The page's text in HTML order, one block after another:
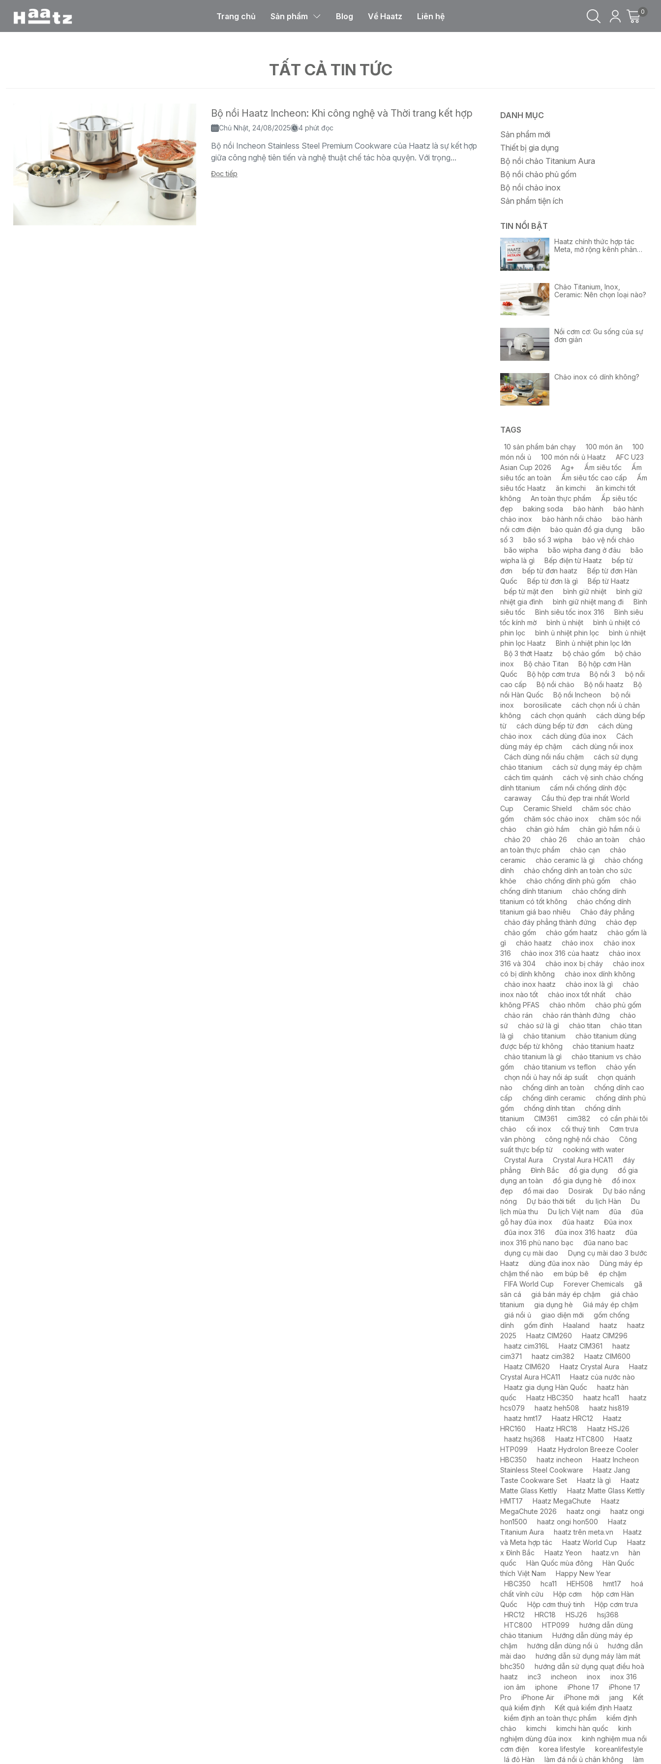
Trang chủ Sản phẩm Blog Về Haatz Liên hệ 0
TẤT CẢ TIN TỨC
Bộ nồi Haatz Incheon: Khi công nghệ và Thời trang kết hợp
Chủ Nhật, 24/08/2025 4 phút đọc
Bộ nồi Incheon Stainless Steel Premium Cookware của Haatz là sự kết hợp
giữa công nghệ tiên tiến và nghệ thuật chế tác hòa quyện. Với trọng...
Đọc tiếp
DANH MỤC
Sản phẩm mới
Thiết bị gia dụng
Bộ nồi chảo Titanium Aura
Bộ nồi chảo phủ gốm
Bộ nồi chảo inox
Sản phẩm tiện ích
TIN NỔI BẬT
Haatz chính thức hợp tác
Meta, mở rộng kênh phân
Chảo Titanium, Inox,
Ceramic: Nên chọn loại nào?
Nồi cơm cơ: Gu sống của sự
đơn giản
Chảo inox có dính không?
TAGS
10 sản phẩm bán chạy 100 món ăn
100
món nồi ủ
100 món nồi ủ Haatz
AFC U23
Asian Cup 2026
Ag+ Ấm siêu tốc
Ấm
siêu tốc an toàn
Ấm siêu tốc cao cấp
Ấm
siêu tốc Haatz
ăn kimchi
ăn kimchi tốt
không
An toàn thực phẩm
Ấp siêu tốc
đẹp
baking soda bảo hành
bảo hành
chảo inox
bảo hành nồi chảo
bảo hành
nồi cơm điện
bảo quản đồ gia dụng
bão
số 3
bão số 3 wipha
bảo vệ nồi chảo
bão wipha
bão wipha đang ở đâu
bão
wipha là gì
Bếp điện từ Haatz
bếp từ
đơn
bếp từ đơn haatz
Bếp từ đơn Hàn
Quốc
Bếp từ đơn là gì
Bếp từ Haatz
bếp từ mặt đen
bình giữ nhiệt
bình giữ
nhiệt gia đình
bình giữ nhiệt mang đi
Bình
siêu tốc
Bình siêu tốc inox 316
Bình siêu
tốc kính mờ
bình ủ nhiệt
bình ủ nhiệt có
phin lọc
bình ủ nhiệt phin lọc
bình ủ nhiệt
phin lọc Haatz
Bình ủ nhiệt phin lọc lớn
Bộ 3 thớt Haatz
bộ chảo gốm
bộ chảo
inox
Bộ chảo Titan
Bộ hộp cơm Hàn
Quốc
Bộ hộp cơm trưa Bộ nồi 3
bộ nồi
cao cấp
Bộ nồi chảo Bộ nồi haatz
Bộ
nồi Hàn Quốc
Bộ nồi Incheon
bộ nồi
inox
borosilicate
cách chọn nồi ủ chân
không
cách chọn quánh
cách dùng bếp
từ
cách dùng bếp từ đơn
cách dùng
chảo inox
cách dùng đũa inox
Cách
dùng máy ép chậm
cách dùng nồi inox
Cách dùng nồi nấu chậm
cách sử dụng
chảo titanium
cách sử dụng máy ép chậm
cách tìm quánh
cách vệ sinh chảo chống
dính titanium
cấm nồi chống dính độc
caraway
Cầu thủ đẹp trai nhất World
Cup
Ceramic Shield
chăm sóc chảo
gốm
chăm sóc chảo inox
chăm sóc nồi
chảo
chân giò hầm
chân giò hầm nồi ủ
chảo 20
chảo 26 chảo an toàn
chảo
an toàn thực phẩm
chảo cạn
chảo
ceramic
chảo ceramic là gì
chảo chống
dính
chảo chống dính an toàn cho sức
khỏe
chảo chống dính phủ gốm
chảo
chống dính titanium
chảo chống dính
titanium có tốt không
chảo chống dính
titanium giá bao nhiêu
Chảo đáy phẳng
chảo đáy phẳng thành đứng
chảo đẹp
chảo gốm
chảo gốm haatz
chảo gốm là
gì
chảo haatz chảo inox
chảo inox
316
chảo inox 316 của haatz
chảo inox
316 và 304
chảo inox bị cháy
chảo inox
có bị dính không
chảo inox dính không
chảo inox haatz
chảo inox là gì
chảo
inox nào tốt
chảo inox tốt nhất
chảo
không PFAS
chảo nhôm
chảo phủ gốm
chảo rán
chảo rán thành đứng
chảo
sứ
chảo sứ là gì chảo titan
chảo titan
là gì
chảo titanium
chảo titanium dùng
được bếp từ không
chảo titanium haatz
chảo titanium là gì
chảo titanium vs chảo
gốm
chảo titanium vs teflon
chảo yến
chọn nồi ủ hay nồi áp suất
chọn quánh
nào
chống dính an toàn
chống dính cao
cấp
chống dính ceramic
chống dính phủ
gốm
chống dính titan
chống dính
titanium
CIM361 cim382
có cần phải tôi
chảo
cối inox cối thuỷ tinh
Cơm trưa
văn phòng
công nghệ nồi chảo
Công
suất thực bếp từ
cooking with water
Crystal Aura
Crystal Aura HCA11
đáy
phẳng
Đình Bắc đồ gia dụng
đồ gia
dụng an toàn
đồ gia dụng hè
đồ inox
đẹp
đồ mai dao Dosirak
Dự báo nắng
nóng
Dự báo thời tiết du lịch Hàn
Du
lịch mùa thu
Du lịch Việt nam đũa
đũa
gỗ hay đũa inox
đũa haatz
Đũa inox
đũa inox 316
đũa inox 316 haatz
đũa
inox 316 phủ nano bạc
đũa nano bac
dụng cụ mài dao
Dụng cụ mài dao 3 bước
Haatz
dùng đũa inox nào
Dùng máy ép
chậm thế nào
em búp bê
ép chậm
FIFA World Cup
Forever Chemicals
gã
săn cá
giá bán máy ép chậm
giá chảo
titanium
gia dụng hè
Giá máy ép chậm
giá nồi ủ
giao diện mới
gốm chống
dính
gốm đỉnh Haaland haatz
haatz
2025
Haatz CIM260
Haatz CIM296
haatz cim316L
Haatz CIM361
haatz
cim371
haatz cim382
Haatz CIM600
Haatz CIM620
Haatz Crystal Aura
Haatz
Crystal Aura HCA11
Haatz của nước nào
Haatz gia dụng Hàn Quốc
haatz hàn
quốc
Haatz HBC350 haatz hca11
haatz
hcs079
haatz heh508
haatz his819
haatz hmt17
Haatz HRC12
Haatz
HRC160
Haatz HRC18
Haatz HSJ26
haatz hsj368
Haatz HTC800
Haatz
HTP099
Haatz HydroIon Breeze Cooler
HBC350
haatz incheon
Haatz Incheon
Stainless Steel Cookware
Haatz Jang
Taste Cookware Set
Haatz là gì
Haatz
Matte Glass Kettly
Haatz Matte Glass Kettly
HMT17
Haatz MegaChute
Haatz
MegaChute 2026
haatz ongi
haatz ongi
hon1500
haatz ongi hon500
Haatz
Titanium Aura
haatz trên meta.vn
Haatz
và Meta hợp tác
Haatz World Cup
Haatz
x Đình Bắc
Haatz Yeon haatz.vn
hàn
quốc
Hàn Quốc mùa đông
Hàn Quốc
thích Việt Nam
Happy New Year
HBC350
hca11 HEH508 hmt17
hoá
chất vĩnh cửu
Hộp cơm
hộp cơm Hàn
Quốc
Hộp cơm thuỷ tinh
Hộp cơm trưa
HRC12
HRC18 HSJ26
hsj368
HTC800
HTP099
hướng dẫn dùng
chảo titanium
Hướng dẫn dùng máy ép
chậm
hướng dẫn dùng nồi ủ
hướng dẫn
mài dao
hướng dẫn sử dụng máy làm mát
bhc350
hướng dẫn sử dụng quạt điều hoà
haatz
inc3 incheon inox
inox 316
ion âm
iphone iPhone 17
iPhone 17
Pro
iPhone Air iPhone mới jang
Kết
quả kiểm định
Kết quả kiểm định Haatz
kiểm định an toàn thực phẩm
kiểm định
chảo
kimchi kimchi hàn quốc
kinh
nghiệm dùng đũa inox
kinh nghiệm mua nồi
cơm điện
korea lifestyle
koreanlifestyle
lá đỏ Hàn
làm đá nồi ủ chân không làm